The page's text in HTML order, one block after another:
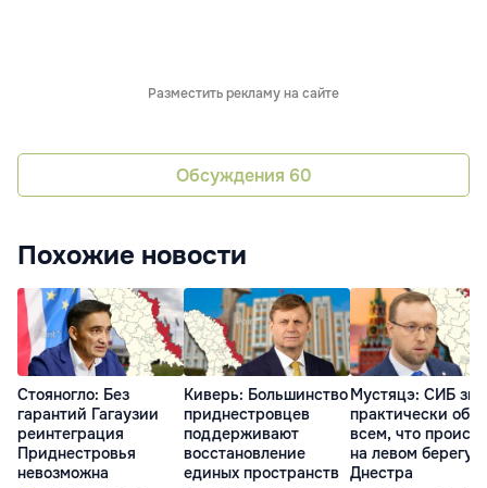
Разместить рекламу на сайте
Обсуждения 60
Похожие новости
Стояногло: Без
гарантий Гагаузии
реинтеграция
Приднестровья
невозможна
Киверь: Большинство
приднестровцев
поддерживают
восстановление
единых пространств
Мустяцэ: СИБ
практически обо
всем, что
на левом берегу
Днестра